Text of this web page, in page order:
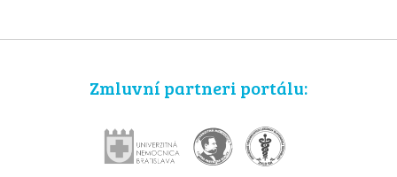
Zmluvní partneri portálu: